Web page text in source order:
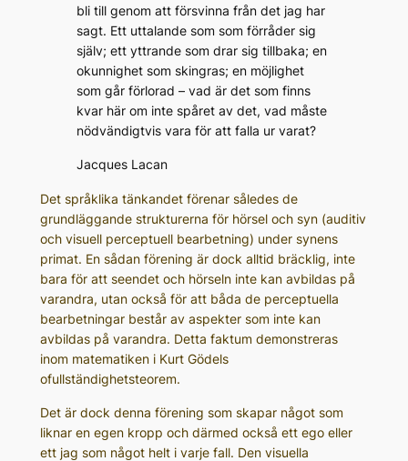
bli till genom att försvinna från det jag har
sagt. Ett uttalande som som förråder sig
själv; ett yttrande som drar sig tillbaka; en
okunnighet som skingras; en möjlighet
som går förlorad – vad är det som finns
kvar här om inte spåret av det, vad måste
nödvändigtvis vara för att falla ur varat?
Jacques Lacan
Det språklika tänkandet förenar således de
grundläggande strukturerna för hörsel och syn (auditiv
och visuell perceptuell bearbetning) under synens
primat. En sådan förening är dock alltid bräcklig, inte
bara för att seendet och hörseln inte kan avbildas på
varandra, utan också för att båda de perceptuella
bearbetningar består av aspekter som inte kan
avbildas på varandra. Detta faktum demonstreras
inom matematiken i Kurt Gödels
ofullständighetsteorem.
Det är dock denna förening som skapar något som
liknar en egen kropp och därmed också ett ego eller
ett jag som något helt i varje fall. Den visuella